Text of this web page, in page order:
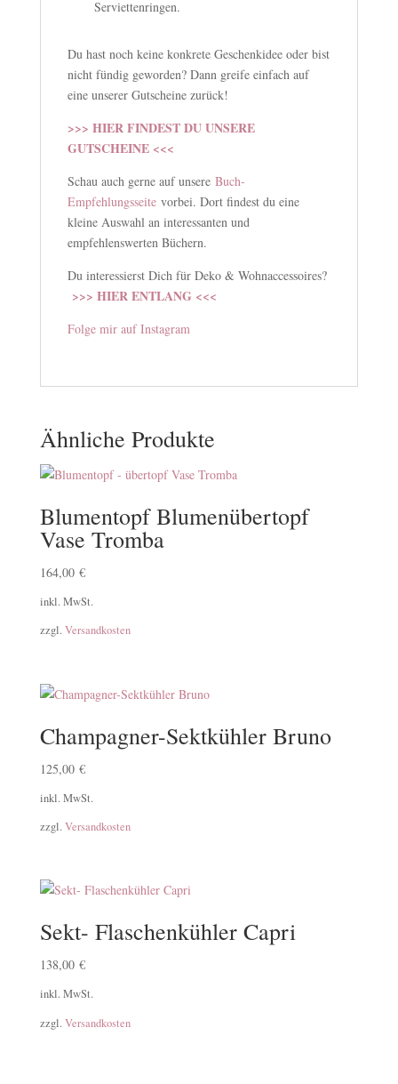
Serviettenringen.
Du hast noch keine konkrete Geschenkidee oder bist
nicht fündig geworden? Dann greife einfach auf
eine unserer Gutscheine zurück!
>>> HIER FINDEST DU UNSERE
GUTSCHEINE <<<
Schau auch gerne auf unsere Buch-
Empfehlungsseitevorbei. Dort findest du eine
kleine Auswahl an interessanten und
empfehlenswerten Büchern.
Du interessierst Dich für Deko & Wohnaccessoires?
>>> HIER ENTLANG <<<
Folge mir auf Instagram
Ähnliche Produkte
Blumentopf Blumenübertopf
Vase Tromba
164,00 €
inkl. MwSt.
zzgl. Versandkosten
Champagner-Sektkühler Bruno
125,00 €
inkl. MwSt.
zzgl. Versandkosten
Sekt- Flaschenkühler Capri
138,00 €
inkl. MwSt.
zzgl. Versandkosten